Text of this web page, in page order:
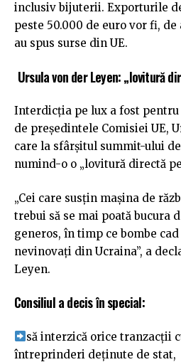
inclusiv bijuterii. Exporturile
peste 50.000 de euro vor fi, de
au spus surse din UE.
Ursula von der Leyen: „lovitură
Interdicția pe lux a fost
de președintele Comisiei UE,
care la sfârșitul summit-ului
numind-o o „lovitură directă
„Cei care susțin mașina de
trebui să se mai poată bucura
generos, în timp ce bombe
nevinovați din Ucraina”, a
Leyen.
Consiliul a decis în special:
să interzică orice tranzacții
întreprinderi deținute de stat,